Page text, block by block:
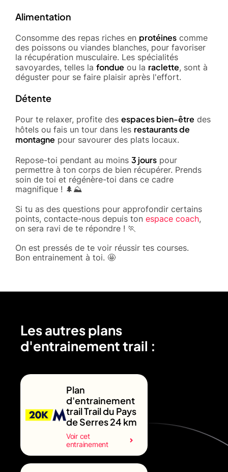
Alimentation
Consomme des repas riches en protéines comme
des poissons ou viandes blanches, pour favoriser
la récupération musculaire. Les spécialités
savoyardes, telles la fondue ou la raclette, sont à
déguster pour se faire plaisir après l'effort.
Détente
Pour te relaxer, profite des espaces bien-être des
hôtels ou fais un tour dans les restaurants de
montagne pour savourer des plats locaux.
Repose-toi pendant au moins 3 jours pour
permettre à ton corps de bien récupérer. Prends
soin de toi et régénère-toi dans ce cadre
magnifique ! 🌲⛰️
Si tu as des questions pour approfondir certains
points, contacte-nous depuis ton espace coach,
on sera ravi de te répondre ! 🏃
On est pressés de te voir réussir tes courses.
Bon entrainement à toi. 🤩
Les autres plans
d'entrainement trail :
Plan
d'entrainement
trail Trail du Pays
de Serres 24 km
Voir cet
entrainement